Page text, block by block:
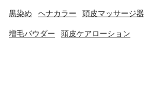
黒染め ヘナカラー 頭皮マッサージ器
増毛パウダー 頭皮ケアローション